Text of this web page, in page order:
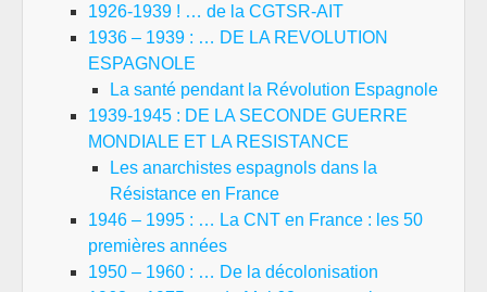
1926-1939 ! … de la CGTSR-AIT
1936 – 1939 : … DE LA REVOLUTION
ESPAGNOLE
La santé pendant la Révolution Espagnole
1939-1945 : DE LA SECONDE GUERRE
MONDIALE ET LA RESISTANCE
Les anarchistes espagnols dans la
Résistance en France
1946 – 1995 : … La CNT en France : les 50
premières années
1950 – 1960 : … De la décolonisation